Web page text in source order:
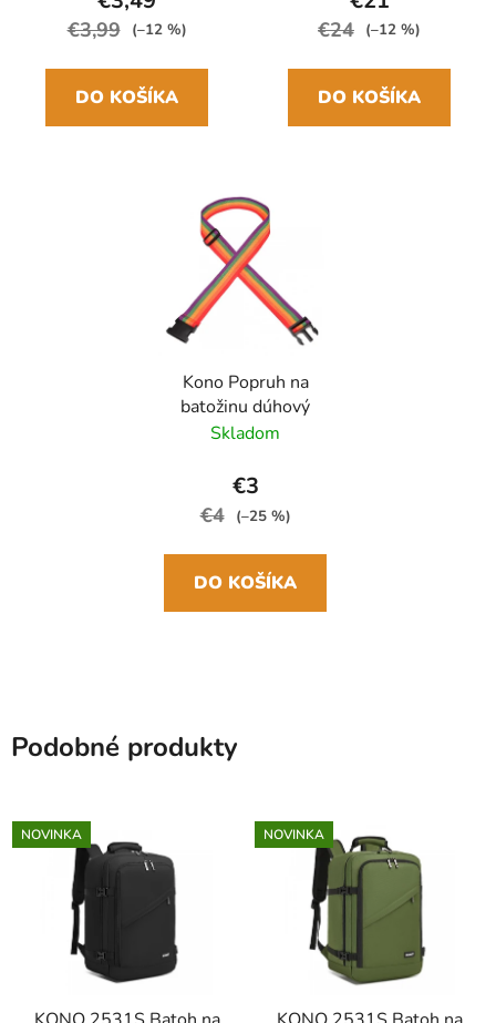
€3,99 (–12 %)
DO KOŠÍKA
€24 (–12 %)
DO KOŠÍKA
Kono Popruh na
batožinu dúhový
Skladom
€3
€4 (–25 %)
DO KOŠÍKA
Podobné produkty
NOVINKA NOVINKA